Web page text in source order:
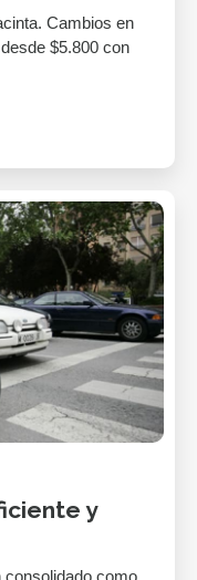
Cambios en
$5.800 con
y
como